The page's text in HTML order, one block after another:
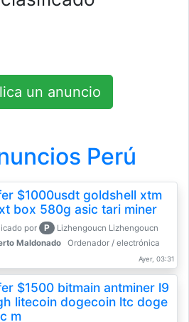
un anuncio
Perú
$1000usdt goldshell xtm
box 580g asic tari miner
por P
Lizhengoucn Lizhengoucn
Maldonado
Ordenador / electrónica
Ayer, 03:31
$1500 bitmain antminer l9
litecoin dogecoin ltc doge
m